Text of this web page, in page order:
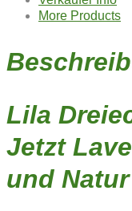
More Products
Lila
Jetzt
und